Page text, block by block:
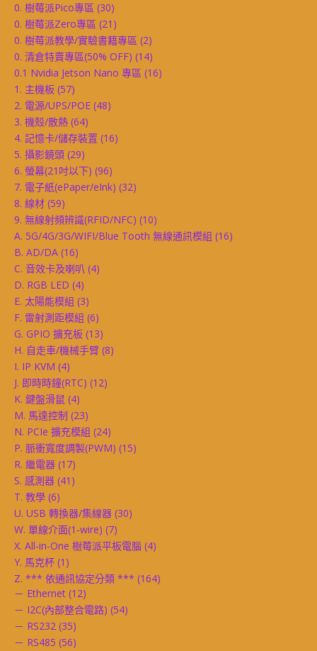
0. 樹莓派Pico專區 (30)
0. 樹莓派Zero專區 (21)
0. 樹莓派教學/實驗書籍專區 (2)
0. 清倉特賣專區(50% OFF) (14)
0.1 Nvidia Jetson Nano 專區 (16)
1. 主機板 (57)
2. 電源/UPS/POE (48)
3. 機殼/散熱 (64)
4. 記憶卡/儲存裝置 (16)
5. 攝影鏡頭 (29)
6. 螢幕(21吋以下) (96)
7. 電子紙(ePaper/eInk) (32)
8. 線材 (59)
9. 無線射頻辨識(RFID/NFC) (10)
A. 5G/4G/3G/WIFI/Blue Tooth 無線通訊模組 (16)
B. AD/DA (16)
C. 音效卡及喇叭 (4)
D. RGB LED (4)
E. 太陽能模組 (3)
F. 雷射測距模組 (6)
G. GPIO 擴充板 (13)
H. 自走車/機械手臂 (8)
I. IP KVM (4)
J. 即時時鐘(RTC) (12)
K. 鍵盤滑鼠 (4)
M. 馬達控制 (23)
N. PCIe 擴充模組 (24)
P. 脈衝寬度調製(PWM) (15)
R. 繼電器 (17)
S. 感測器 (41)
T. 教學 (6)
U. USB 轉換器/集線器 (30)
W. 單線介面(1-wire) (7)
X. All-in-One 樹莓派平板電腦 (4)
Y. 馬克杯 (1)
Z. *** 依通訊協定分類 *** (164)
－ Ethernet (12)
－ I2C(內部整合電路) (54)
－ RS232 (35)
－ RS485 (56)